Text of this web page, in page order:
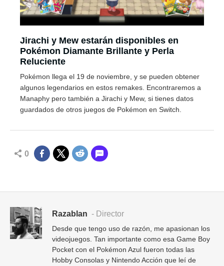
Jirachi y Mew estarán disponibles en
Pokémon Diamante Brillante y Perla
Reluciente
Pokémon llega el 19 de noviembre, y se pueden obtener
algunos legendarios en estos remakes. Encontraremos a
Manaphy pero también a Jirachi y Mew, si tienes datos
guardados de otros juegos de Pokémon en Switch.
0
Razablan - Director
Desde que tengo uso de razón, me apasionan los
videojuegos. Tan importante como esa Game Boy
Pocket con el Pokémon Azul fueron todas las
Hobby Consolas y Nintendo Acción que leí de